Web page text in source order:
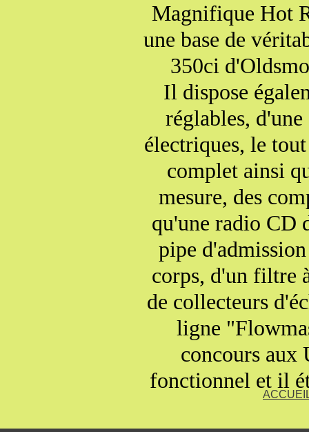
Magnifique Hot
une base de
350ci
Il dispose
réglables,
électriques, le
complet ainsi
mesure, des
qu'une radio CD
pipe
corps, d'un filtre
de collecteurs
ligne
concours aux
fonctionnel et il